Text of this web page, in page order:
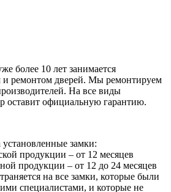
более 10 лет занимается
и ремонтом дверей. Мы ремонтируем
На все виды
оставит официальную гарантию.
замки:
продукции – от 12 месяцев
продукции – от 12 до 24 месяцев
на все замки, которые были
специалистами, и которые не